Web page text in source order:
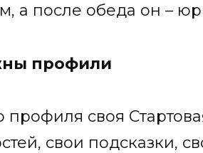
а после обеда он –
профили
своя
свои подсказки,